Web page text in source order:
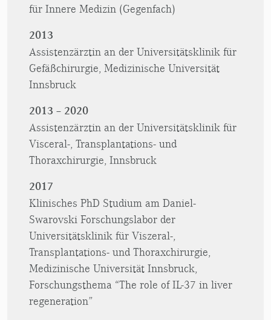
für Innere Medizin (Gegenfach)
2013
Assistenzärztin an der Universitätsklinik für
Gefäßchirurgie, Medizinische Universität
Innsbruck
2013 – 2020
Assistenzärztin an der Universitätsklinik für
Visceral-, Transplantations- und
Thoraxchirurgie, Innsbruck
2017
Klinisches PhD Studium am Daniel-
Swarovski Forschungslabor der
Universitätsklinik für Viszeral-,
Transplantations- und Thoraxchirurgie,
Medizinische Universität Innsbruck,
Forschungsthema “The role of IL-37 in liver
regeneration”